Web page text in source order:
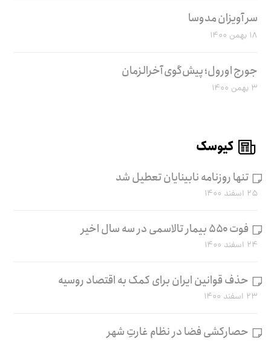
سر آویزان مدوسا
۱۸ بهمن ۱۴۰۰
جورج اورول؛ پیش‌گوی آخرالزمان
۳ بهمن ۱۴۰۰
کیوسک
تنها روزنامه نابینایان تعطیل شد
۲۵ اسفند ۱۴۰۰
فوت ۵۵۰ بیمار تالاسمی در سه سال اخیر
۲۴ اسفند ۱۴۰۰
حذف قوانین ایران برای کمک به اقتصاد روسیه
۲۳ اسفند ۱۴۰۰
حصارکشی فضا در نظام غارتِ شهر